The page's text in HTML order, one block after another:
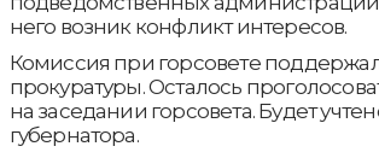
него возник конфликт интересов.
Комиссия при горсовете
прокуратуры. Осталось
на заседании горсовета. Будет
губернатора.